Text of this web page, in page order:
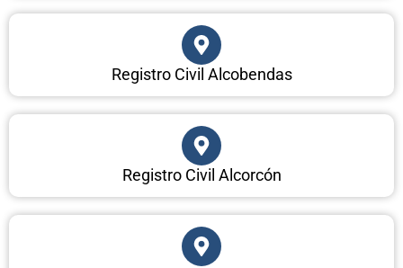
Registro Civil Alcobendas
Registro Civil Alcorcón